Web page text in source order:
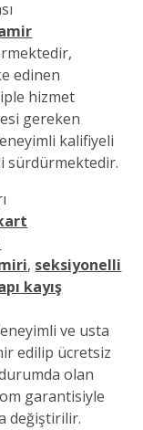
edinen
hizmet
gereken
kalifiyeli
sürdürmektedir.
, seksiyonelli
kayış
ve usta
edilip ücretsiz
olan
garantisiyle
değiştirilir.